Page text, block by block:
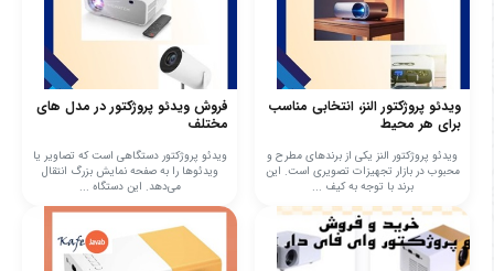
ویدئو پروژکتور النز، انتخابی مناسب
برای هر محیط
ویدئو پروژکتور النز یکی از برندهای مطرح و
محبوب در بازار تجهیزات تصویری است. این
برند با توجه به کیف ...
فروش ویدئو پروژکتور در مدل های
مختلف
ویدئو پروژکتور دستگاهی است که تصاویر یا
ویدئوها را به صفحه نمایش بزرگ انتقال
می‌دهد. این دستگاه ...